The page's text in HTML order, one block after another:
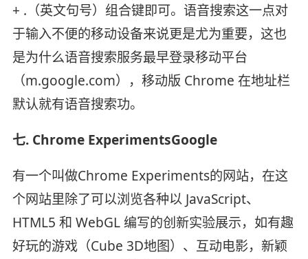
+ .（英文句号）组合键即可。语音搜索这一点对
于输入不便的移动设备来说更是尤为重要，这也
是为什么语音搜索服务最早登录移动平台
（m.google.com），移动版 Chrome 在地址栏
默认就有语音搜索功。
七. Chrome ExperimentsGoogle
有一个叫做Chrome Experiments的网站，在这
个网站里除了可以浏览各种以 JavaScript、
HTML5 和 WebGL 编写的创新实验展示，如有趣
好玩的游戏（Cube 3D地图）、互动电影，新颖